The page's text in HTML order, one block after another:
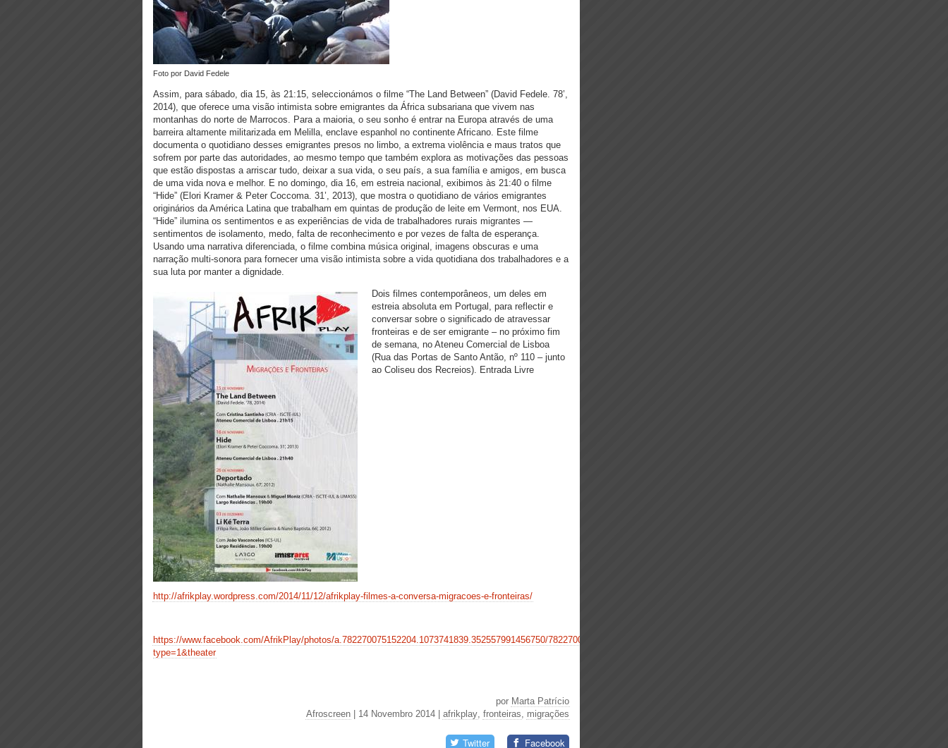
foto por David Fedele
Assim, para sábado, dia 15, às 21:15, seleccionámos o filme “The Land Between” (David Fedele. 78’,
2014), que oferece uma visão intimista sobre emigrantes da África subsariana que vivem nas
montanhas do norte de Marrocos. Para a maioria, o seu sonho é entrar na Europa através de uma
barreira altamente militarizada em Melilla, enclave espanhol no continente Africano. Este filme
documenta o quotidiano desses emigrantes presos no limbo, a extrema violência e maus tratos que
sofrem por parte das autoridades, ao mesmo tempo que também explora as motivações das pessoas
que estão dispostas a arriscar tudo, deixar a sua vida, o seu país, a sua família e amigos, em busca
de uma vida nova e melhor. E no domingo, dia 16, em estreia nacional, exibimos às 21:40 o filme
“Hide” (Elori Kramer & Peter Coccoma. 31’, 2013), que mostra o quotidiano de vários emigrantes
originários da América Latina que trabalham em quintas de produção de leite em Vermont, nos EUA.
“Hide” ilumina os sentimentos e as experiências de vida de trabalhadores rurais migrantes —
sentimentos de isolamento, medo, falta de reconhecimento e por vezes de falta de esperança.
Usando uma narrativa diferenciada, o filme combina música original, imagens obscuras e uma
narração multi-sonora para fornecer uma visão intimista sobre a vida quotidiana dos trabalhadores e a
sua luta por manter a dignidade.
Dois filmes contemporâneos, um deles em
estreia absoluta em Portugal, para reflectir e
conversar sobre o significado de atravessar
fronteiras e de ser emigrante – no próximo fim
de semana, no Ateneu Comercial de Lisboa
(Rua das Portas de Santo Antão, nº 110 – junto
ao Coliseu dos Recreios). Entrada Livre
http://afrikplay.wordpress.com/2014/11/12/afrikplay-filmes-a-conversa-migracoes-e-fronteiras/
https://www.facebook.com/AfrikPlay/photos/a.782270075152204.1073741839.352557991456750/782270091818869/?
type=1&theater
por Marta Patrício
Afroscreen | 14 Novembro 2014 afrikplay, fronteiras, migrações
Twitter Facebook